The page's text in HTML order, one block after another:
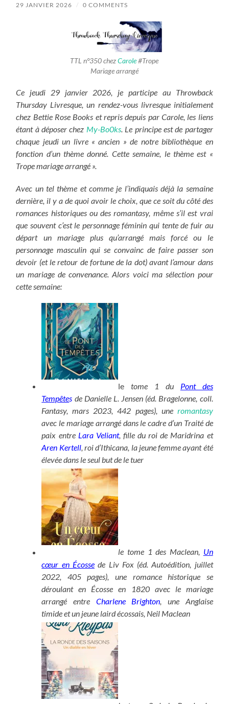
29 JANVIER 2026 / 0 COMMENTS
TTL n°350 chezCarole#Trope
Mariage arrangé
Ce jeudi 29 janvier 2026, je participe au Throwback
Thursday Livresque, un rendez-vous livresque initialement
chez Bettie Rose Books et repris depuis par Carole, les liens
étant à déposer chez My-Bo0ks. Le principe est de partager
chaque jeudi un livre « ancien » de notre bibliothèque en
fonction d’un thème donné. Cette semaine, le thème est «
Trope mariage arrangé ».
Avec un tel thème et comme je l’indiquais déjà la semaine
dernière, il y a de quoi avoir le choix, que ce soit du côté des
romances historiques ou des romantasy, même s’il est vrai
que souvent c’est le personnage féminin qui tente de fuir au
départ un mariage plus qu’arrangé mais forcé ou le
personnage masculin qui se convainc de faire passer son
devoir (et le retour de fortune de la dot) avant l’amour dans
un mariage de convenance. Alors voici ma sélection pour
cette semaine:
letome 1 du Pont des
Tempêtes de Danielle L. Jensen (éd. Bragelonne, coll.
Fantasy, mars 2023, 442 pages), une romantasy
avec le mariage arrangé dans le cadre d’un Traité de
paix entre Lara Veliant, fille duroi de Maridrina et
Aren Kertell, roi d’Ithicana, la jeune femme ayant été
élevée dans le seul but de le tuer
le tome 1 des Maclean, Un
cœur en Écossede Liv Fox (éd. Autoédition, juillet
2022, 405 pages), une romance historique se
déroulant en Écosse en 1820 avec le mariage
arrangé entre Charlene Brighton , une Anglaise
timide et un jeune laird écossais, Neil Maclean